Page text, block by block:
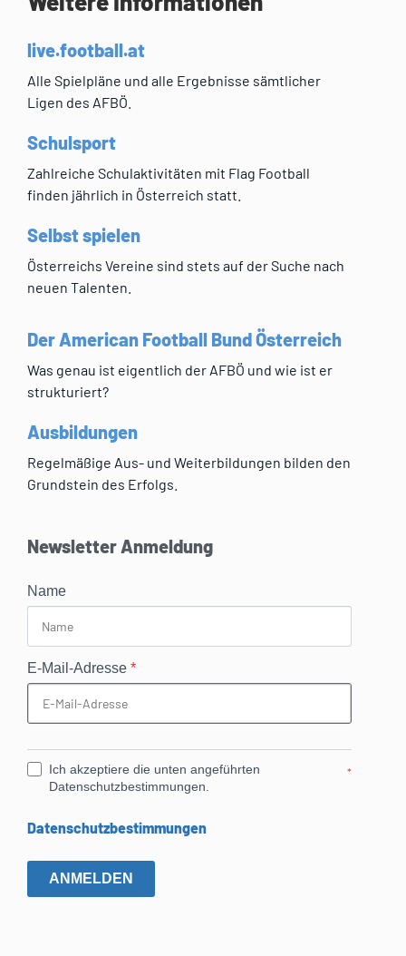
live.football.at
Alle Spielpläne und alle Ergebnisse sämtlicher
Ligen des AFBÖ.
Schulsport
Zahlreiche Schulaktivitäten mit Flag Football
finden jährlich in Österreich statt.
Selbst spielen
Österreichs Vereine sind stets auf der Suche nach
neuen Talenten.
Der American Football Bund Österreich
Was genau ist eigentlich der AFBÖ und wie ist er
strukturiert?
Ausbildungen
Regelmäßige Aus- und Weiterbildungen bilden den
Grundstein des Erfolgs.
Newsletter Anmeldung
Name
E-Mail-Adresse *
Ich akzeptiere die unten angeführten
Datenschutzbestimmungen.
*
Datenschutzbestimmungen
ANMELDEN